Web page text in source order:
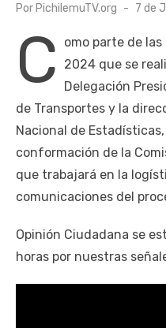
Por PichilemuTV.org 7 de
C
omo parte de
2024 que se
Delegación
de Transportes y la
Nacional de
conformación de la
que trabajará en la
comunicaciones del
Opinión Ciudadana se
horas por nuestras